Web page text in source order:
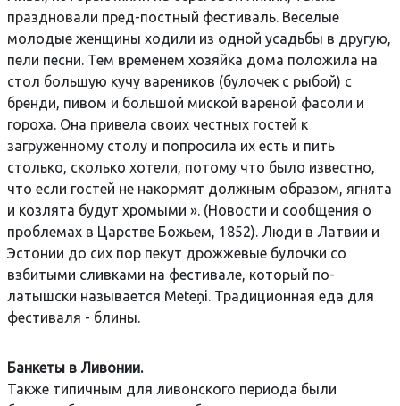
праздновали пред-постный фестиваль. Веселые
молодые женщины ходили из одной усадьбы в другую,
пели песни. Тем временем хозяйка дома положила на
стол большую кучу вареников (булочек с рыбой) с
бренди, пивом и большой миской вареной фасоли и
гороха. Она привела своих честных гостей к
загруженному столу и попросила их есть и пить
столько, сколько хотели, потому что было известно,
что если гостей не накормят должным образом, ягнята
и козлята будут хромыми ». (Новости и сообщения о
проблемах в Царстве Божьем, 1852). Люди в Латвии и
Эстонии до сих пор пекут дрожжевые булочки со
взбитыми сливками на фестивале, который по-
латышски называется Meteņi. Традиционная еда для
фестиваля - блины.
Банкеты в Ливонии.
Также типичным для ливонского периода были